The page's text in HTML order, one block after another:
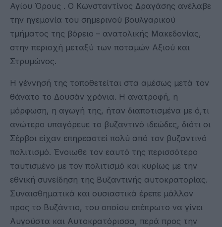
Αγίου Όρους . Ο Κωνσταντίνος Δραγάσης ανέλαβε
την ηγεμονία του σημερινού βουλγαρικού
τμήματος της βόρειο – ανατολικής Μακεδονίας,
στην περιοχή μεταξύ των ποταμών Αξιού και
Στρυμώνος.
Η γέννησή της τοποθετείται στα αμέσως μετά τον
θάνατο το Δουσάν χρόνια. Η ανατροφή, η
μόρφωση, η αγωγή της, ήταν διαποτισμένα με ό,τι
ανώτερο υπαγόρευε το βυζαντινό ιδεώδες, διότι οι
Σέρβοι είχαν επηρεαστεί πολύ από τον βυζαντινό
πολιτισμό. Ένοιωθε τον εαυτό της περισσότερο
ταυτισμένο με τον πολιτισμό και κυρίως με την
εθνική συνείδηση της Βυζαντινής αυτοκρατορίας.
Συναισθηματικά και ουσιαστικά έρεπε μάλλον
προς το Βυζάντιο, του οποίου επέπρωτο να γίνει
Αυγούστα και Αυτοκρατόρισσα, περά προς την